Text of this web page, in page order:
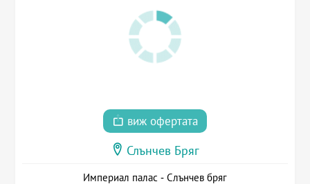
виж офертата
Слънчев Бряг
Империал палас - Слънчев бряг